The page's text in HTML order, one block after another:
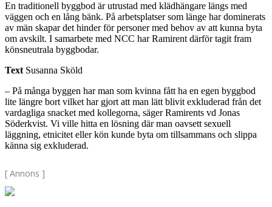
En traditionell byggbod är utrustad med klädhängare längs med
väggen och en lång bänk. På arbetsplatser som länge har dominerats
av män skapar det hinder för personer med behov av att kunna byta
om avskilt. I samarbete med NCC har Ramirent därför tagit fram
könsneutrala byggbodar.
Text Susanna Sköld
– På många byggen har man som kvinna fått ha en egen byggbod
lite längre bort vilket har gjort att man lätt blivit exkluderad från det
vardagliga snacket med kollegorna, säger Ramirents vd Jonas
Söderkvist. Vi ville hitta en lösning där man oavsett sexuell
läggning, etnicitet eller kön kunde byta om tillsammans och slippa
känna sig exkluderad.
[ Annons ]